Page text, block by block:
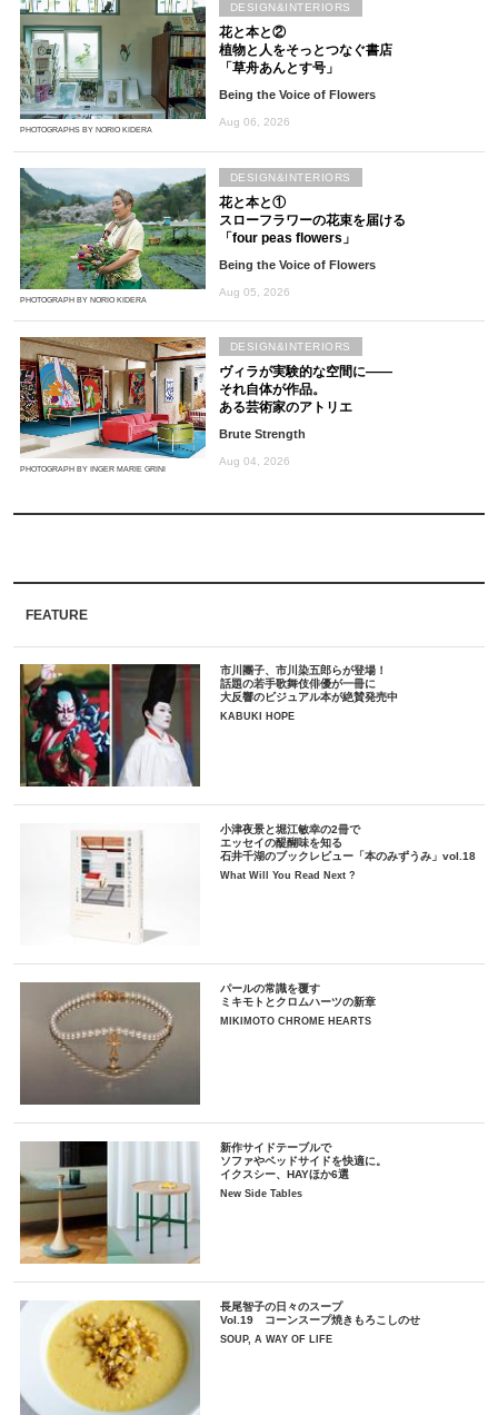
PHOTOGRAPHS BY NORIO KIDERA
花と本と②
植物と人をそっとつなぐ書店
「草舟あんとす号」
Being the Voice of Flowers
Aug 06, 2026
DESIGN&INTERIORS
PHOTOGRAPH BY NORIO KIDERA
花と本と①
スローフラワーの花束を届ける
「four peas flowers」
Being the Voice of Flowers
Aug 05, 2026
DESIGN&INTERIORS
PHOTOGRAPH BY INGER MARIE GRINI
ヴィラが実験的な空間に――
それ自体が作品。
ある芸術家のアトリエ
Brute Strength
Aug 04, 2026
DESIGN&INTERIORS
FEATURE
市川團子、市川染五郎らが登場！
話題の若手歌舞伎俳優が一冊に
大反響のビジュアル本が絶賛発売中
KABUKI HOPE
小津夜景と堀江敏幸の2冊で
エッセイの醍醐味を知る
石井千湖のブックレビュー「本のみずうみ」vol.18
What Will You Read Next ?
パールの常識を覆す
ミキモトとクロムハーツの新章
MIKIMOTO CHROME HEARTS
新作サイドテーブルで
ソファやベッドサイドを快適に。
イクスシー、HAYほか6選
New Side Tables
長尾智子の日々のスープ
Vol.19 コーンスープ焼きもろこしのせ
SOUP, A WAY OF LIFE